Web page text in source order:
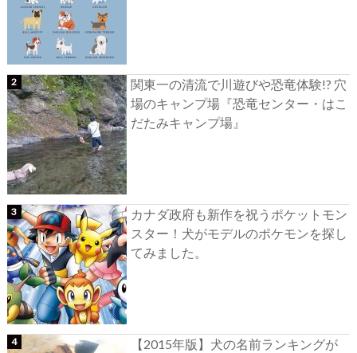
関東一の清流で川遊びや恐竜体験!? 穴
場のキャンプ場『恐竜センター・はこ
だたみキャンプ場』
カナダ政府も新作を祝うポケットモン
スター！犬がモデルのポケモンを探し
てみました。
【2015年版】犬の名前ランキングが